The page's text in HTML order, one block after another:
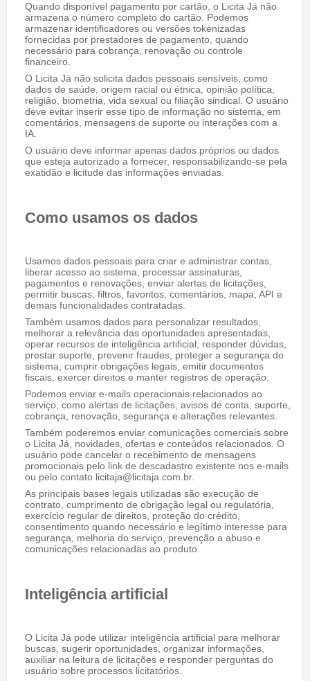
Quando disponível pagamento por cartão, o Licita Já não
armazena o número completo do cartão. Podemos
armazenar identificadores ou versões tokenizadas
fornecidas por prestadores de pagamento, quando
necessário para cobrança, renovação ou controle
financeiro.
O Licita Já não solicita dados pessoais sensíveis, como
dados de saúde, origem racial ou étnica, opinião política,
religião, biometria, vida sexual ou filiação sindical. O usuário
deve evitar inserir esse tipo de informação no sistema, em
comentários, mensagens de suporte ou interações com a
IA.
O usuário deve informar apenas dados próprios ou dados
que esteja autorizado a fornecer, responsabilizando-se pela
exatidão e licitude das informações enviadas.
Como usamos os dados
Usamos dados pessoais para criar e administrar contas,
liberar acesso ao sistema, processar assinaturas,
pagamentos e renovações, enviar alertas de licitações,
permitir buscas, filtros, favoritos, comentários, mapa, API e
demais funcionalidades contratadas.
Também usamos dados para personalizar resultados,
melhorar a relevância das oportunidades apresentadas,
operar recursos de inteligência artificial, responder dúvidas,
prestar suporte, prevenir fraudes, proteger a segurança do
sistema, cumprir obrigações legais, emitir documentos
fiscais, exercer direitos e manter registros de operação.
Podemos enviar e-mails operacionais relacionados ao
serviço, como alertas de licitações, avisos de conta, suporte,
cobrança, renovação, segurança e alterações relevantes.
Também poderemos enviar comunicações comerciais sobre
o Licita Já, novidades, ofertas e conteúdos relacionados. O
usuário pode cancelar o recebimento de mensagens
promocionais pelo link de descadastro existente nos e-mails
ou pelo contato licitaja@licitaja.com.br.
As principais bases legais utilizadas são execução de
contrato, cumprimento de obrigação legal ou regulatória,
exercício regular de direitos, proteção do crédito,
consentimento quando necessário e legítimo interesse para
segurança, melhoria do serviço, prevenção a abuso e
comunicações relacionadas ao produto.
Inteligência artificial
O Licita Já pode utilizar inteligência artificial para melhorar
buscas, sugerir oportunidades, organizar informações,
auxiliar na leitura de licitações e responder perguntas do
usuário sobre processos licitatórios.